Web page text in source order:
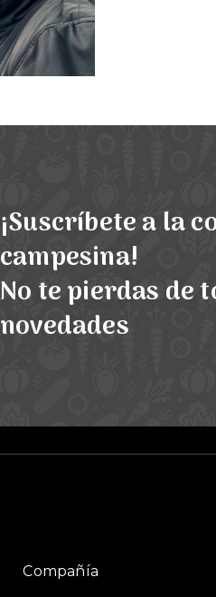
¡Suscríbete a la
campesina!
No te pierdas de
novedades
Compañía